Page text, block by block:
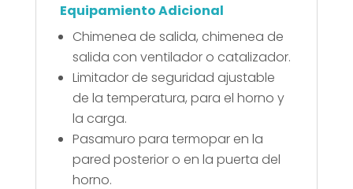
Equipamiento Adicional
Chimenea de salida, chimenea de
salida con ventilador o catalizador.
Limitador de seguridad ajustable
de la temperatura, para el horno y
la carga.
Pasamuro para termopar en la
pared posterior o en la puerta del
horno.